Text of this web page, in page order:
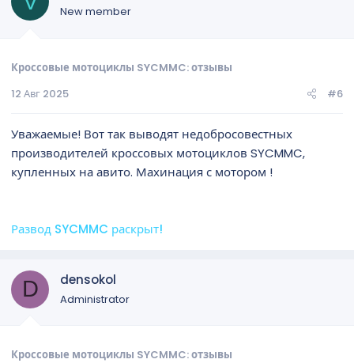
New member
Кроссовые мотоциклы SYCMMC: отзывы
12 Авг 2025
#6
Уважаемые! Вот так выводят недобросовестных
производителей кроссовых мотоциклов SYCMMC,
купленных на авито. Махинация с мотором !
Развод SYCMMC раскрыт!
D densokol
Administrator
Кроссовые мотоциклы SYCMMC: отзывы